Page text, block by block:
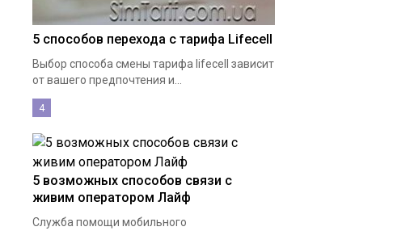
5 способов перехода с тарифа Lifecell
Выбор способа смены тарифа lifecell зависит
от вашего предпочтения и...
4
5 возможных способов связи с
живим оператором Лайф
Служба помощи мобильного